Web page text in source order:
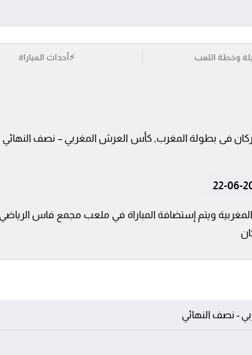
وخطة اللعب ⚡أحداث المباراة
و نهضة بركان فى بطولة المغرب, كأس العرش المغربي – نصف
المغربية ويتم إستضافة المباراة في ملعب مجمع فاس
- نصف النهائي